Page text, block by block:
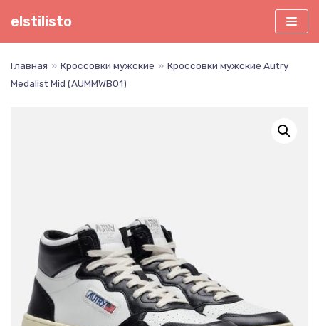
Перейти
elstilisto
Главная » Кроссовки мужские » Кроссовки мужские Autry
Medalist Mid (AUMMWB01)